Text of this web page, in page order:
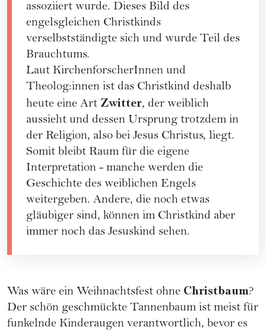
assoziiert wurde. Dieses Bild des
engelsgleichen Christkinds
verselbstständigte sich und wurde Teil des
Brauchtums.
Laut KirchenforscherInnen und
Theolog:innen ist das Christkind deshalb
heute eine Art Zwitter, der weiblich
aussieht und dessen Ursprung trotzdem in
der Religion, also bei Jesus Christus, liegt.
Somit bleibt Raum für die eigene
Interpretation - manche werden die
Geschichte des weiblichen Engels
weitergeben. Andere, die noch etwas
gläubiger sind, können im Christkind aber
immer noch das Jesuskind sehen.
Was wäre ein Weihnachtsfest ohne Christbaum?
Der schön geschmückte Tannenbaum ist meist für
funkelnde Kinderaugen verantwortlich, bevor es